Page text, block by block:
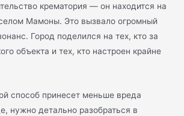
крематория — он находится на
Мамоны. Это вызвало огромный
Город поделился на тех, кто за
объекта и тех, кто настроен крайне
способ принесет меньше вреда
нужно детально разобраться в